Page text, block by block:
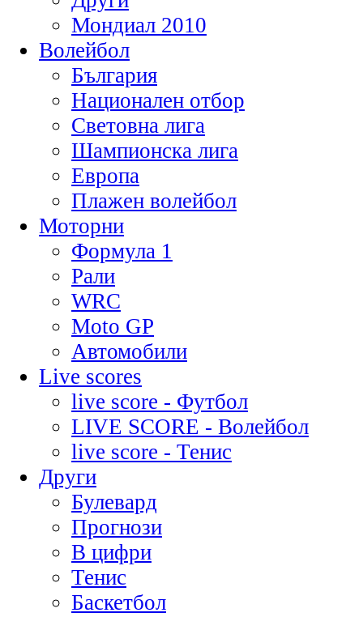
Мондиал 2010
Волейбол
България
Национален отбор
Световна лига
Шампионска лига
Европа
Плажен волейбол
Моторни
Формула 1
Рали
WRC
Moto GP
Автомобили
Live scores
live score - Футбол
LIVE SCORE - Волейбол
live score - Тенис
Други
Булевард
Прогнози
В цифри
Тенис
Баскетбол